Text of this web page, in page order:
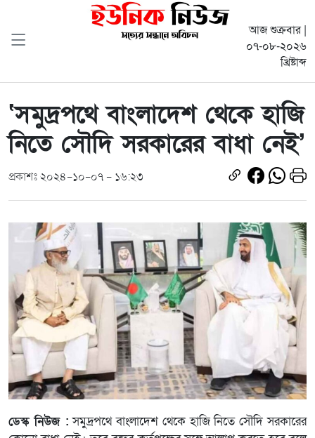
আজ শুক্রবার |
০৭-০৮-২০২৬
খ্রিষ্টাব্দ
‘সমুদ্রপথে বাংলাদেশ থেকে হাজি
নিতে সৌদি সরকারের বাধা নেই’
প্রকাশঃ ২০২৪-১০-০৭ - ১৬:২৩
ডেস্ক নিউজ : সমুদ্রপথে বাংলাদেশ থেকে হাজি নিতে সৌদি সরকারের